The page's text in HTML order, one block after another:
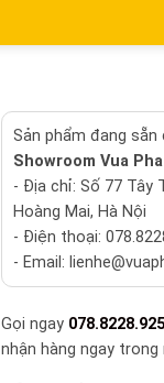
Sản phẩm đang sẵn
Showroom Vua
- Địa chỉ: Số 77 Tây
Hoàng Mai, Hà Nội
- Điện thoại:
- Email:
Gọi ngay 078.8228.925
nhận hàng ngay trong